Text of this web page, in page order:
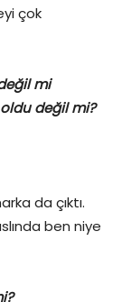
çok
mi
oldu değil mi?
da çıktı.
ben niye